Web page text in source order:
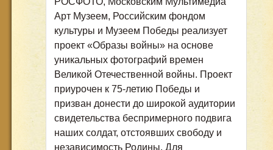
Арт Музеем, Российским фондом
культуры и Музеем Победы реализует
проект «Образы войны» на основе
уникальных фотографий времен
Великой Отечественной войны. Проект
приурочен к 75-летию Победы и
призван донести до широкой аудитории
свидетельства беспримерного подвига
наших солдат, отстоявших свободу и
независимость Родины. Для